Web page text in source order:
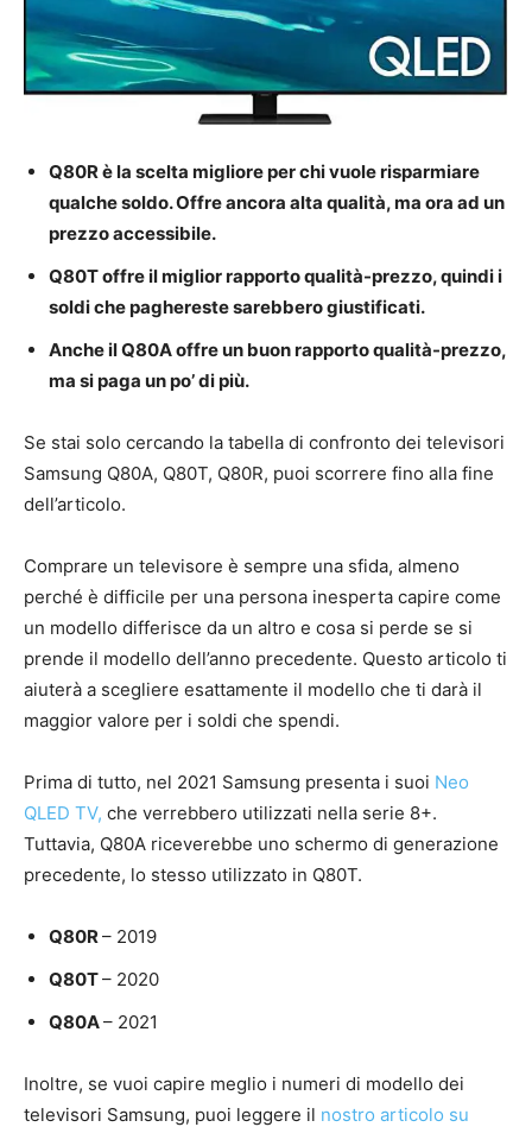
Q80R è la scelta migliore per chi vuole risparmiare
qualche soldo. Offre ancora alta qualità, ma ora ad un
prezzo accessibile.
Q80T offre il miglior rapporto qualità-prezzo, quindi i
soldi che paghereste sarebbero giustificati.
Anche il Q80A offre un buon rapporto qualità-prezzo,
ma si paga un po’ di più.
Se stai solo cercando la tabella di confronto dei televisori
Samsung Q80A, Q80T, Q80R, puoi scorrere fino alla fine
dell’articolo.
Comprare un televisore è sempre una sfida, almeno
perché è difficile per una persona inesperta capire come
un modello differisce da un altro e cosa si perde se si
prende il modello dell’anno precedente. Questo articolo ti
aiuterà a scegliere esattamente il modello che ti darà il
maggior valore per i soldi che spendi.
Prima di tutto, nel 2021 Samsung presenta i suoi Neo
QLED TV, che verrebbero utilizzati nella serie 8+.
Tuttavia, Q80A riceverebbe uno schermo di generazione
precedente, lo stesso utilizzato in Q80T.
Q80R– 2019
Q80T– 2020
Q80A– 2021
Inoltre, se vuoi capire meglio i numeri di modello dei
televisori Samsung, puoi leggere il nostro articolo su